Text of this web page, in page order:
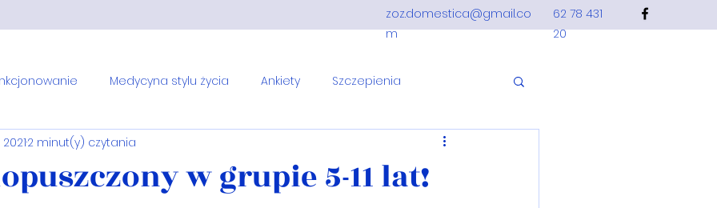
zoz.domestica@gmail.co
m
62 78 431
20
Medycyna stylu życia Ankiety Szczepienia
Informacje
w grupie 5-11 lat!
2 minut(y) czytania